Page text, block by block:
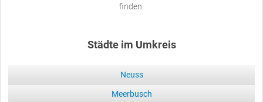
finden.
Städte im Umkreis
Neuss
Meerbusch